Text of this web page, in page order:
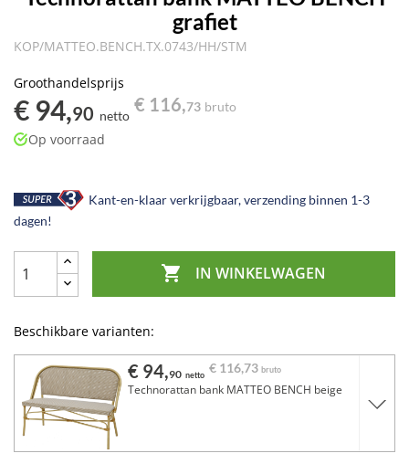
grafiet
KOP/MATTEO.BENCH.TX.0743/HH/STM
Groothandelsprijs
€ 94,90 netto
€ 116,73 bruto
Op voorraad
Kant-en-klaar verkrijgbaar, verzending binnen 1-3
dagen!
 IN WINKELWAGEN
Beschikbare varianten:
€ 94,90 netto € 116,73 bruto
Technorattan bank MATTEO BENCH beige